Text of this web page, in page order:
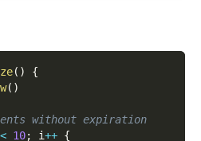
( )
{
( )
without expiration
< 10; i++ {